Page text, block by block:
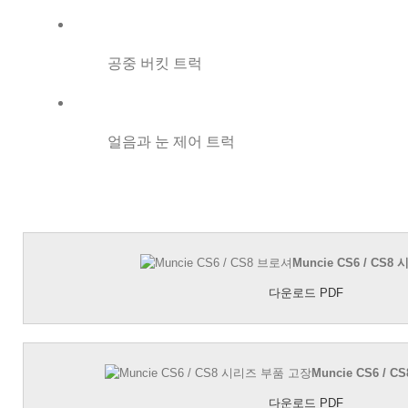
공중 버킷 트럭
얼음과 눈 제어 트럭
Muncie CS6 / CS8
다운로드 PDF
Muncie CS6 /
다운로드 PDF